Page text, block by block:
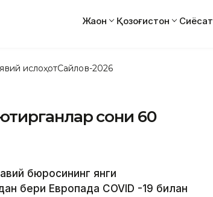
Жаҳон Қозоғистон Сиёсат
ислоҳотСайлов-2026
сони 60
бюросининг янги
бери Европада COVID -19 билан